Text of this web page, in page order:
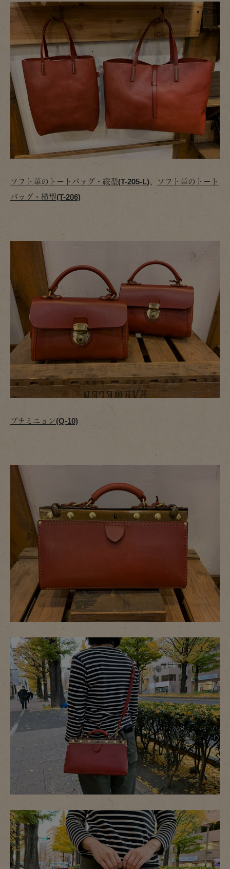
ソフト革のトートバッグ・縦型(T-205-L)、
ソフト革のトート
バッグ・横型(T-206)
プチミニョン(Q-10)